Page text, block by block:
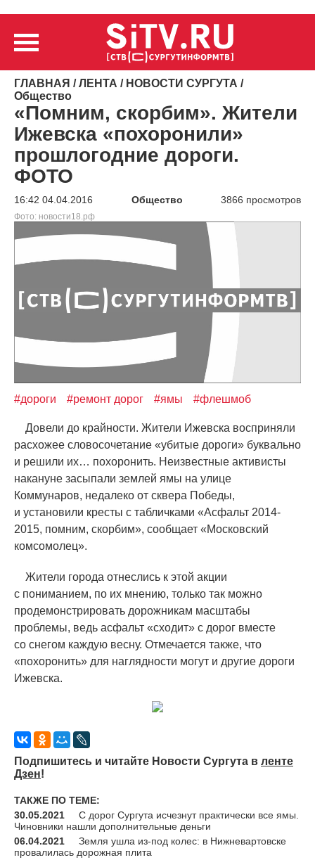
ГЛАВНАЯ /ЛЕНТА / НОВОСТИ СУРГУТА /
Общество
«Помним, скорбим». Жители
Ижевска «похоронили»
прошлогодние дороги.
ФОТО
16:42 04.04.2016 Общество 3866 просмотров
Фото: новости18.рф
#дороги #ремонт дорог #ямы #флешмоб
Довели до крайности. Жители Ижевска восприняли
расхожее словосочетание «убитые дороги» буквально
и решили их… похоронить. Неизвестные активисты
накануне засыпали землей ямы на улице
Коммунаров, недалеко от сквера Победы,
и установили кресты с табличками «Асфальт 2014-
2015, помним, скорбим», сообщает «Московский
комсомолец».
Жители города отнеслись к этой акции
с пониманием, по их мнению, только так можно
продемонстрировать дорожникам масштабы
проблемы, ведь асфальт «сходит» с дорог вместе
со снегом каждую весну. Отмечается также, что
«похоронить» для наглядности могут и другие дороги
Ижевска.
Подпишитесь и читайте Новости Сургута в ленте
Дзен!
ТАКЖЕ ПО ТЕМЕ:
30.05.2021
С дорог Сургута исчезнут практически все ямы.
Чиновники нашли дополнительные деньги
06.04.2021
Земля ушла из-под колес: в Нижневартовске
провалилась дорожная плита